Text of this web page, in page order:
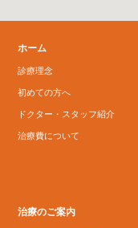
ホーム
診療理念
初めての方へ
ドクター・スタッフ紹介
治療費について
治療のご案内